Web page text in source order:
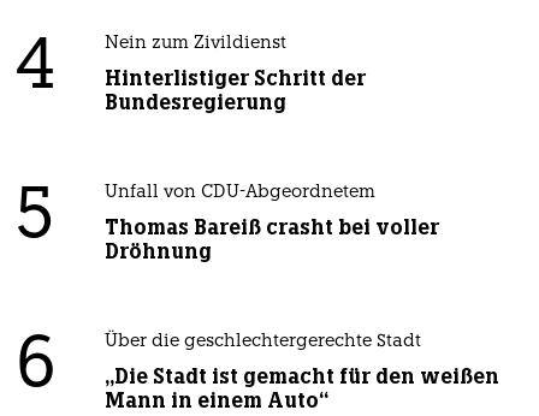
4 Nein zum Zivildienst
Hinterlistiger Schritt der
Bundesregierung
5 Unfall von CDU-Abgeordnetem
Thomas Bareiß crasht bei voller
Dröhnung
6 Über die geschlechtergerechte Stadt
„Die Stadt ist gemacht für den weißen
Mann in einem Auto“